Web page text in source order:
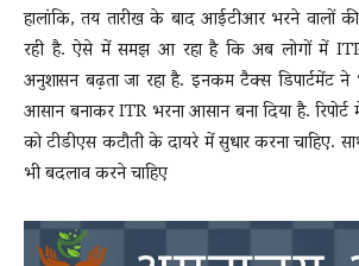
हालांकि, तय तारीख के बाद आईटीआर भरने वालों
रही है. ऐसे में समझ आ रहा है कि अब लोगों में
अनुशासन बढ़ता जा रहा है. इनकम टैक्स डिपार्टमेंट ने
आसान बनाकर ITR भरना आसान बना दिया है.
को टीडीएस कटौती के दायरे में सुधार करना चाहिए.
भी बदलाव करने चाहिए